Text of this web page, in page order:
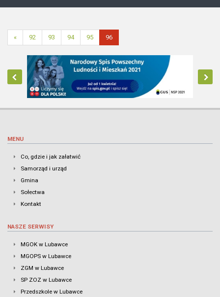
« 92 93 94 95 96
MENU
Co, gdzie i jak załatwić
Samorząd i urząd
Gmina
Sołectwa
Kontakt
NASZE SERWISY
MGOK w Lubawce
MGOPS w Lubawce
ZGM w Lubawce
SP ZOZ w Lubawce
Przedszkole w Lubawce